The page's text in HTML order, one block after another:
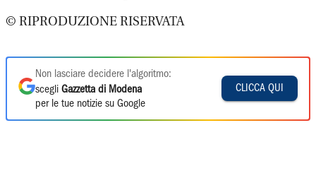
© RIPRODUZIONE RISERVATA
Non lasciare decidere l'algoritmo:
scegli Gazzetta di Modena
per le tue notizie su Google
CLICCA QUI